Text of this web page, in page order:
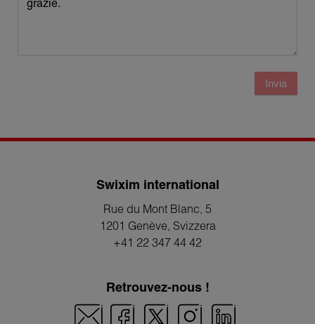
Invia
Swixim international
Rue du Mont Blanc, 5
1201 Genève, Svizzera
+41 22 347 44 42
Retrouvez-nous !